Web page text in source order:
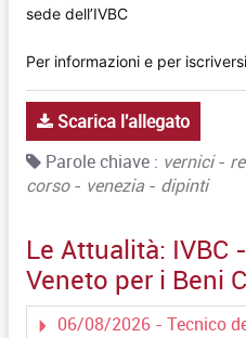
sede dell’IVBC
Per informazioni e per
Scarica l'allegato
Parole chiave : vernici-
corso- venezia- dipinti
Le Attualità: IVBC
Veneto per i Beni
06/08/2026 - Tecnico